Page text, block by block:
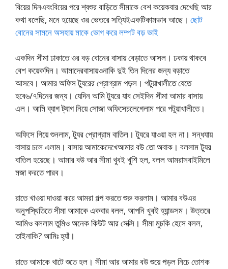
বিয়ের দিনএবংবিয়ের পরে শ্বশুর বাড়িতে সীমাকে বেশ কয়েকবার দেখেছি আর
কথা বলেছি, মনে হয়েছে ওর ভেতরে সত্যিইএকটিকামভাব আছে। ছোট
বোনের সামনে অসহায় মাকে ভোগ করে লম্পট বড় ভাই
একদিন সীমা ঢাকাতে ওর বড় বোনের বাসায় বেড়াতে আসল। ঢকায় থাকবে
বেশ কয়েকদিন। আমাদেরবাসায়ওনাকি দুই তিন দিনের জন্য বড়াতে
আসবে। আমার অফিস ট্যুরের প্রোগ্রাম পড়ল। পটুয়াখালীতে যেতে
হবে৬/৭দিনের জন্য। যেদিন আমি ট্যুরে যাব সেইদিন সীমা আমার বাসায়
এল। আমি ব্যাগ ট্যাগ নিয়ে সোজা অফিসেচলেগেলাম পরে পটুয়াখালীতে।
অফিসে গিয়ে শুনলাম, ট্যুর প্রোগ্রাম বাতিল। ট্যুরে যাওয়া হল না। সন্ধযায়
বাসায় চলে এলাম। বাসায় আমাকেদেখেআমার বউ তো অবাক। বললাম ট্যুর
বাতিল হয়েছে। আমার বউ আর সীমা খুবই খুশি হল, বলল আমরাসবাইমিলে
মজা করতে পারব।
রাতে খাওয়া দাওয়া করে আমরা গল্প করতে শুরু করলাম। আমার বউএর
অনুপস্থিতিতে সীমা আমাকে একবার বলল, আপনি খুবই হ্যান্ডসম। উত্তরে
আমিও বললাম তুমিও অনেক কিউট আর সেক্সি। সীমা মুচকি হেসে বলল,
তাইনাকি? আমিঃ হ্যাঁ।
রাতে আমাকে খাটে শুতে হল। সীমা আর আমার বউ শুয়ে পড়ল নিচে তোশক